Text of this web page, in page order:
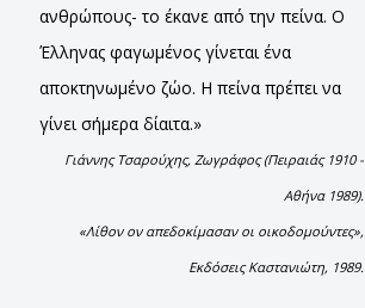
ανθρώπους- το έκανε από την πείνα. Ο
Έλληνας φαγωμένος γίνεται ένα
αποκτηνωμένο ζώο. Η πείνα πρέπει να
γίνει σήμερα δίαιτα.»
Γιάννης Τσαρούχης, Ζωγράφος (Πειραιάς 1910 -
Αθήνα 1989).
«Λίθον ον απεδοκίμασαν οι οικοδομούντες»,
Εκδόσεις Καστανιώτη, 1989.